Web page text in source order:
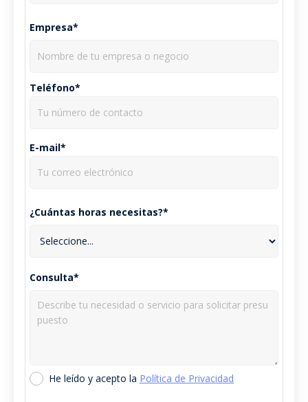
Empresa*
Teléfono*
E-mail*
¿Cuántas horas necesitas?*
Consulta*
He leído y acepto la Política de Privacidad